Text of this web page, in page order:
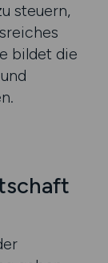
steuern,
bildet die